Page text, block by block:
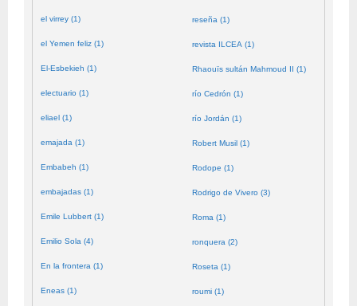
el virrey (1)
el Yemen feliz (1)
El-Esbekieh (1)
electuario (1)
eliael (1)
emajada (1)
Embabeh (1)
embajadas (1)
Emile Lubbert (1)
Emilio Sola (4)
En la frontera (1)
Eneas (1)
reseña (1)
revista ILCEA (1)
Rhaouïs sultán Mahmoud II (1)
río Cedrón (1)
río Jordán (1)
Robert Musil (1)
Rodope (1)
Rodrigo de Vivero (3)
Roma (1)
ronquera (2)
Roseta (1)
roumi (1)